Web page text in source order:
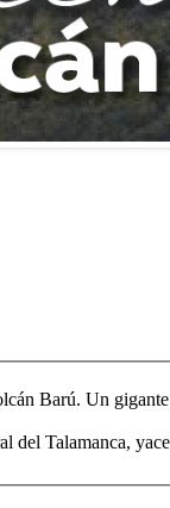
Barú. Un
del Talamanca,